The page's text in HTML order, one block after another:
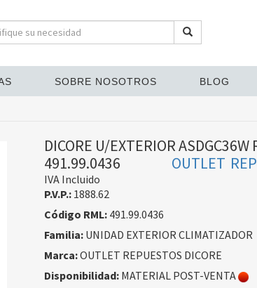
SOBRE NOSOTROS BLOG
DICORE U/EXTERIOR ASDGC36W
491.99.0436
OUTLET
IVA Incluido
P.V.P.: 1888.62
Código RML:491.99.0436
Familia:UNIDAD EXTERIOR CLIMATIZADOR
Marca:OUTLET REPUESTOS DICORE
Disponibilidad:MATERIAL POST-VENTA